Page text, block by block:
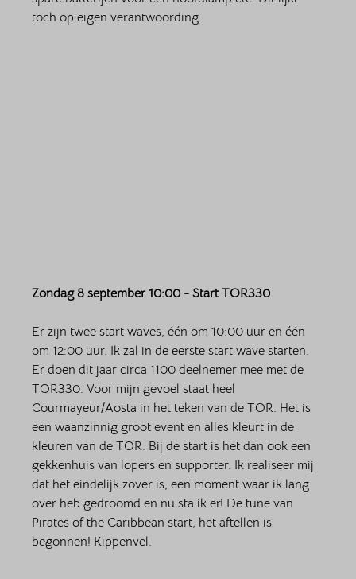
toch op eigen verantwoording.
Zondag 8 september 10:00 - Start TOR330
Er zijn twee start waves, één om 10:00 uur en één
om 12:00 uur. Ik zal in de eerste start wave starten.
Er doen dit jaar circa 1100 deelnemer mee met de
TOR330. Voor mijn gevoel staat heel
Courmayeur/Aosta in het teken van de TOR. Het is
een waanzinnig groot event en alles kleurt in de
kleuren van de TOR. Bij de start is het dan ook een
gekkenhuis van lopers en supporter. Ik realiseer mij
dat het eindelijk zover is, een moment waar ik lang
over heb gedroomd en nu sta ik er! De tune van
Pirates of the Caribbean start, het aftellen is
begonnen! Kippenvel.